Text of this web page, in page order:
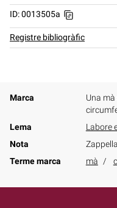
ID: 0013505a
Registre bibliogràfic
Marca
Una
Lema
Labore
Nota
Terme marca
mà